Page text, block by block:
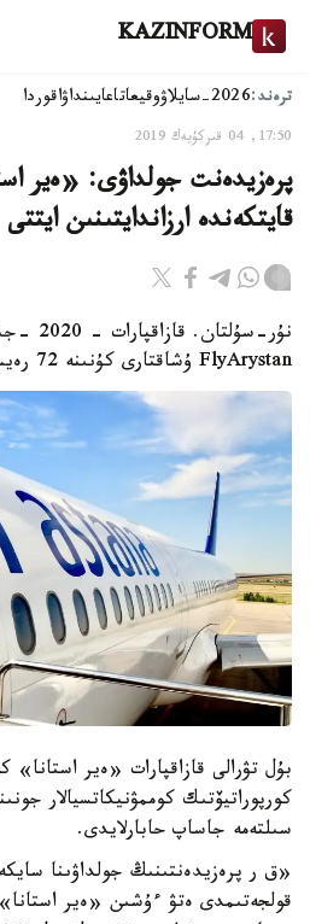
KAZINFORM
ترەند:2026-سايلاۋ وقيعاتاعايىنداۋاقوردا
17:50, 04 قىركۇيەك 2019
پرەزيدەنت جولداۋى: «ەير
قايتكەندە ارزاندايتىنىن ايتتى
نۇر-
FlyArystan ۇشاقتارى كۇنىنە 72 رەيس جاسايدى.
بۇل تۋرالى قازاقپارات «ەير استانا»
كورپوراتيۆتىك كوممۋنيكاتسيالار
سىلتەمە جاساپ حابارلايدى.
«ق ر پرەزيدەنتىنىڭ جولداۋىنا